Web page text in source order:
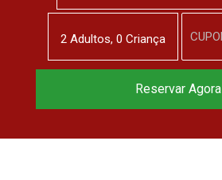
2 Adultos, 0 Criança
Reservar Agora